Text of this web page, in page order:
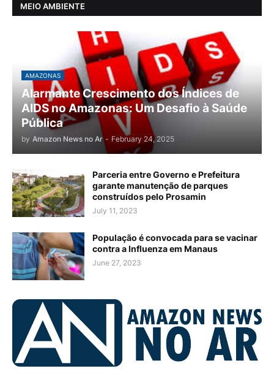
MEIO AMBIENTE
AMAZONAS
Alarmante Crescimento dos Índices de
AIDS no Amazonas: Um Desafio à Saúde
Pública
by Amazon News no Ar - February 24, 2025
Parceria entre Governo e Prefeitura
garante manutenção de parques
construídos pelo Prosamin
July 11, 2023
População é convocada para se vacinar
contra a Influenza em Manaus
June 27, 2023